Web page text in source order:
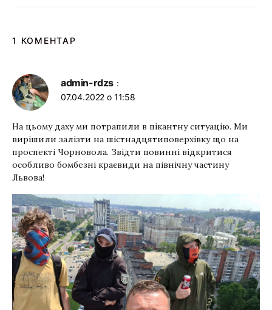
1 КОМЕНТАР
admin-rdzs :
07.04.2022 о 11:58
На цьому даху ми потрапили в пікантну ситуацію. Ми
вирішили залізти на шістнадцятиповерхівку що на
проспекті Чорновола. Звідти повинні відкритися
особливо бомбезні краєвиди на північну частину
Львова!